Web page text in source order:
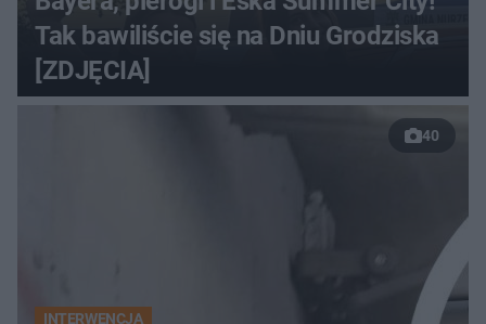
Tak bawiliście się na Dniu Grodziska
[ZDJĘCIA]
40
INTERWENCJA